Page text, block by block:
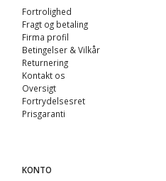
Fortrolighed
Fragt og betaling
Firma profil
Betingelser & Vilkår
Returnering
Kontakt os
Oversigt
Fortrydelsesret
Prisgaranti
KONTO